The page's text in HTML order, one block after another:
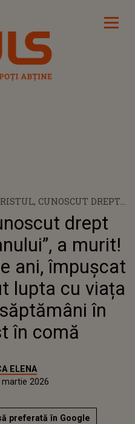
CUNOSCUT DREPT
PITT AL IRANULUI”, A
TÂNĂRUL DE 30 DE ANI,
ÎN OCHI, A PIERDUT
VIAȚA DUPĂ CÂTEVA
ÎN CARE A FOST ÎN
drept
a murit!
ani, împușcat
lupta cu viața
în
în comă
ELENA
2026
preferată în Google